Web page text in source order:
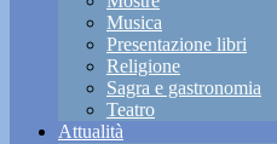
Musica
Presentazione libri
Religione
Sagra e gastronomia
Teatro
Attualità